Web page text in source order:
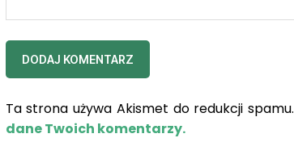
Ta strona używa Akismet do redukcji spamu.
dane Twoich komentarzy.